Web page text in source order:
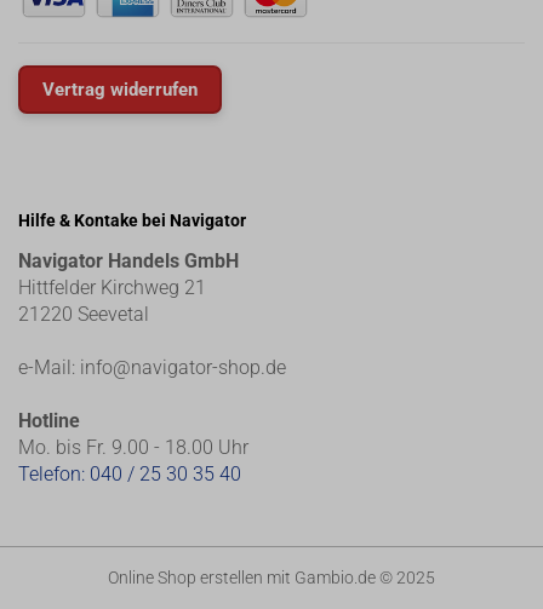
Vertrag widerrufen
Hilfe & Kontake bei Navigator
Navigator Handels GmbH
Hittfelder Kirchweg 21
21220 Seevetal
e-Mail: info@navigator-shop.de
Hotline
Mo. bis Fr. 9.00 - 18.00 Uhr
Telefon: 040 / 25 30 35 40
Online Shop erstellen mit Gambio.de © 2025